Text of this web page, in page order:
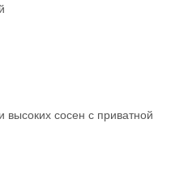
высоких сосен с приватной